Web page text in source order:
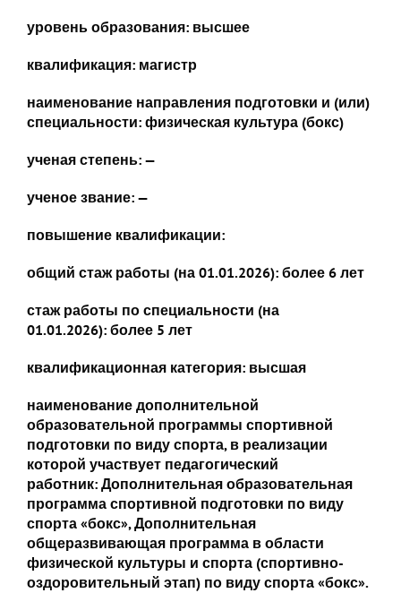
уровень образования: высшее
квалификация: магистр
наименование направления подготовки и (или)
специальности: физическая культура (бокс)
ученая степень: —
ученое звание: —
повышение квалификации:
общий стаж работы (на 01.01.2026): более 6 лет
стаж работы по специальности (на
01.01.2026): более 5 лет
квалификационная категория: высшая
наименование дополнительной
образовательной программы спортивной
подготовки по виду спорта, в реализации
которой участвует педагогический
работник: Дополнительная образовательная
программа спортивной подготовки по виду
спорта «бокс»,Дополнительная
общеразвивающая программа в области
физической культуры и спорта (спортивно-
оздоровительный этап) по виду спорта «бокс».